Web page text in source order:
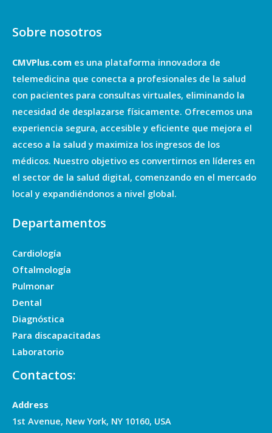
Sobre nosotros
CMVPlus.com es una plataforma innovadora de
telemedicina que conecta a profesionales de la salud
con pacientes para consultas virtuales, eliminando la
necesidad de desplazarse físicamente. Ofrecemos una
experiencia segura, accesible y eficiente que mejora el
acceso a la salud y maximiza los ingresos de los
médicos. Nuestro objetivo es convertirnos en líderes en
el sector de la salud digital, comenzando en el mercado
local y expandiéndonos a nivel global.
Departamentos
Cardiología
Oftalmología
Pulmonar
Dental
Diagnóstica
Para discapacitadas
Laboratorio
Contactos:
Address
1st Avenue, New York, NY 10160, USA